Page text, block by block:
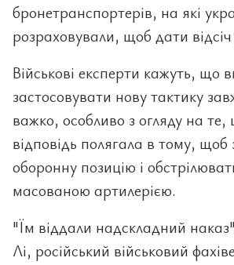
бронетранспортерів, на які
розраховували, щоб дати
Військові експерти кажуть, що
застосовувати нову тактику
важко, особливо з огляду на те,
відповідь полягала в тому, щоб
оборонну позицію і
масованою артилерією.
"Їм віддали надскладний
Лі, російський військовий